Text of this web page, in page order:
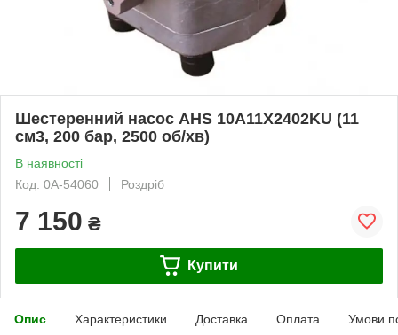
Шестеренний насос AHS 10A11X2402KU (11
см3, 200 бар, 2500 об/хв)
В наявності
Код: 0А-54060
Роздріб
7 150 ₴
Купити
Опис Характеристики Доставка Оплата Умови